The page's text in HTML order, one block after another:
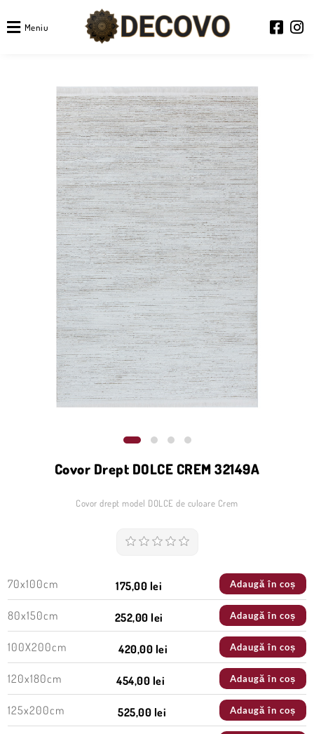
Meniu
Covor Drept DOLCE CREM 32149A
Covor drept model DOLCE de culoare Crem
70x100cm 175,00 lei Adaugă în coș
80x150cm 252,00 lei Adaugă în coș
100X200cm 420,00 lei Adaugă în coș
120x180cm 454,00 lei Adaugă în coș
125x200cm 525,00 lei Adaugă în coș